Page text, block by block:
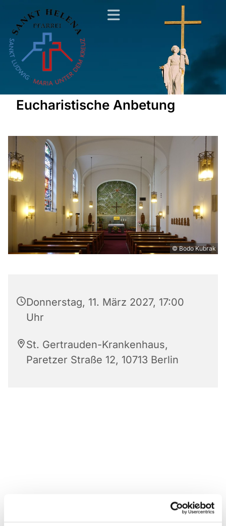
Eucharistische Anbetung
© Bodo Kubrak
Donnerstag, 11. März 2027, 17:00
Uhr
St. Gertrauden-Krankenhaus,
Paretzer Straße 12, 10713 Berlin